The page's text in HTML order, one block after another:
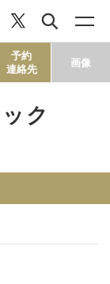
予約
連絡先
画像
ク